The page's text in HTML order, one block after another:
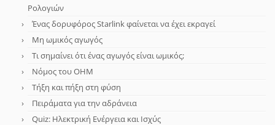
Ρολογιών
Ένας δορυφόρος Starlink φαίνεται να έχει εκραγεί
Μη ωμικός αγωγός
Τι σημαίνει ότι ένας αγωγός είναι ωμικός;
Νόμος του OHM
Τήξη και πήξη στη φύση
Πειράματα για την αδράνεια
Quiz: Ηλεκτρική Ενέργεια και Ισχύς